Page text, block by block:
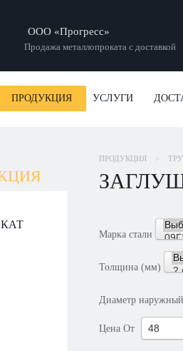
ООО «Прогресс»
Продажа металлопроката с доставкой
ПРОДУКЦИЯ УСЛУГИ
ПРОДУКЦИЯ >
Марка стали
Толщина (мм)
Диаметр
Цена От